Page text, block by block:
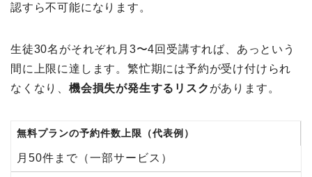
認すら不可能になります。
生徒30名がそれぞれ月3〜4回受講すれば、あっという
間に上限に達します。繁忙期には予約が受け付けられ
なくなり、 機会損失が発生するリスク があります。
無料プランの予約件数上限（代表例）
月50件まで（一部サービス）